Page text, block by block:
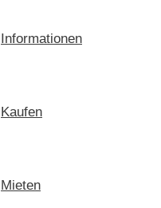
Informationen
Kaufen
Mieten